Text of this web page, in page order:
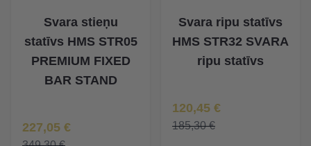
Svara stieņu
statīvs HMS STR05
PREMIUM FIXED
BAR STAND
Īpaša Cena
227,05 €
Svara ripu statīvs
HMS STR32 SVARA
ripu statīvs
Īpaša Cena
120,45 €
185,30 €